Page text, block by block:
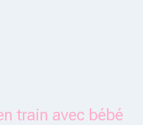
train avec bébé